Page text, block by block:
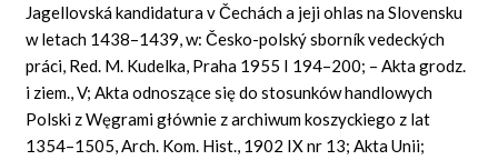
Jagellovská kandidatura v Čechách a jeji ohlas na Slovensku
w letach 1438–1439, w: Česko-polský sborník vedeckých
práci, Red. M. Kudelka, Praha 1955 I 194–200; – Akta grodz.
i ziem., V; Akta odnoszące się do stosunków handlowych
Polski z Węgrami głównie z archiwum koszyckiego z lat
1354–1505, Arch. Kom. Hist., 1902 IX nr 13; Akta Unii;